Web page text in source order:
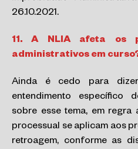
26.10.2021.
11.A NLIA afeta os
administrativos em
Ainda é cedo para
entendimento específico
sobre esse tema, em regra
processual se aplicam aos
retroagem, conforme as